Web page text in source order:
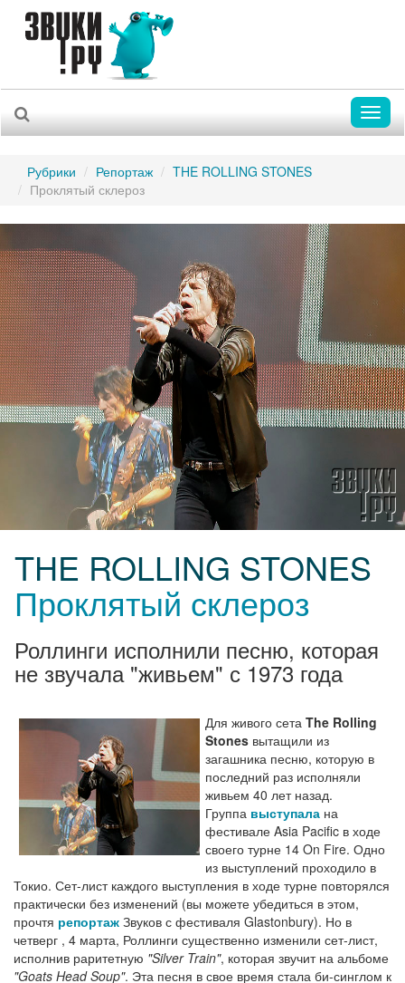
Рубрики Репортаж
THE ROLLING STONES
Проклятый склероз
THE ROLLING STONES
Проклятый склероз
Роллинги исполнили песню, которая
не звучала "живьем" с 1973 года
Для живого сета The Rolling
Stones вытащили из
загашника песню, которую в
последний раз исполняли
живьем 40 лет назад.
Группа выступала на
фестивале Asia Pacific в ходе
своего турне 14 On Fire. Одно
из выступлений проходило в
Токио. Сет-лист каждого выступления в ходе турне повторялся
практически без изменений (вы можете убедиться в этом,
прочтя репортаж Звуков с фестиваля Glastonbury). Но в
четверг , 4 марта, Роллинги существенно изменили сет-лист,
исполнив раритетную "Silver Train", которая звучит на альбоме
"Goats Head Soup". Эта песня в свое время стала би-синглом к